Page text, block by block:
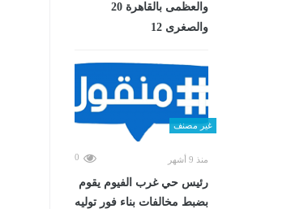
والعظمى بالقاهرة 20
والصغرى 12
غير مصنف
منذ 9 أشهر 0
رئيس حي غرب الفيوم يقوم
بضبط مخالفات بناء فور توليه